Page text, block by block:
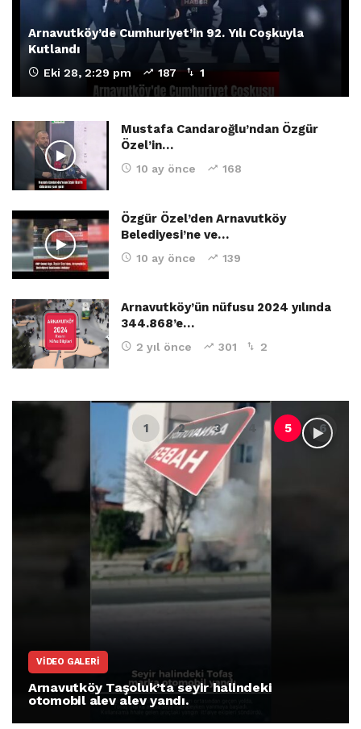
Arnavutköy’de Cumhuriyet’in 92. Yılı Coşkuyla
Kutlandı
Eki 28, 2:29 pm 187 1
Mustafa Candaroğlu’ndan Özgür
Özel’in…
10 ay önce 168
Özgür Özel’den Arnavutköy
Belediyesi’ne ve…
10 ay önce 139
Arnavutköy’ün nüfusu 2024 yılında
344.868’e…
2 yıl önce 301 2
VIDEO GALERI
Arnavutköy Taşoluk’ta seyir halindeki
otomobil alev alev yandı.